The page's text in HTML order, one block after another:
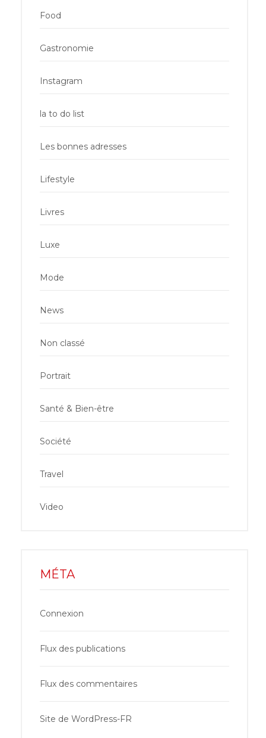
Food
Gastronomie
Instagram
la to do list
Les bonnes adresses
Lifestyle
Livres
Luxe
Mode
News
Non classé
Portrait
Santé & Bien-être
Société
Travel
Video
MÉTA
Connexion
Flux des publications
Flux des commentaires
Site de WordPress-FR